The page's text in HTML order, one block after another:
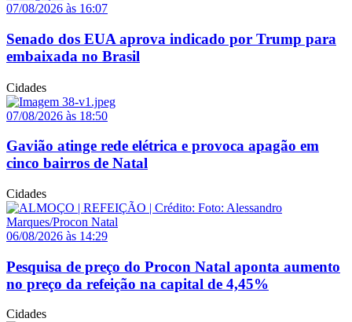
07/08/2026 às 16:07
Senado dos EUA aprova indicado por Trump para
embaixada no Brasil
Cidades
07/08/2026 às 18:50
Gavião atinge rede elétrica e provoca apagão em
cinco bairros de Natal
Cidades
06/08/2026 às 14:29
Pesquisa de preço do Procon Natal aponta aumento
no preço da refeição na capital de 4,45%
Cidades